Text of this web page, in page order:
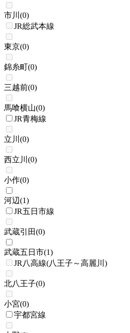
市川 (0)
JR総武本線
東京(0)
錦糸町(0)
三越前(0)
馬喰横山(0)
JR青梅線
立川 (0)
西立川 (0)
小作(0)
河辺(1)
JR五日市線
武蔵引田(0)
武蔵五日市(1)
JR八高線(八王子～高麗川)
北八王子(0)
小宮(0)
宇都宮線